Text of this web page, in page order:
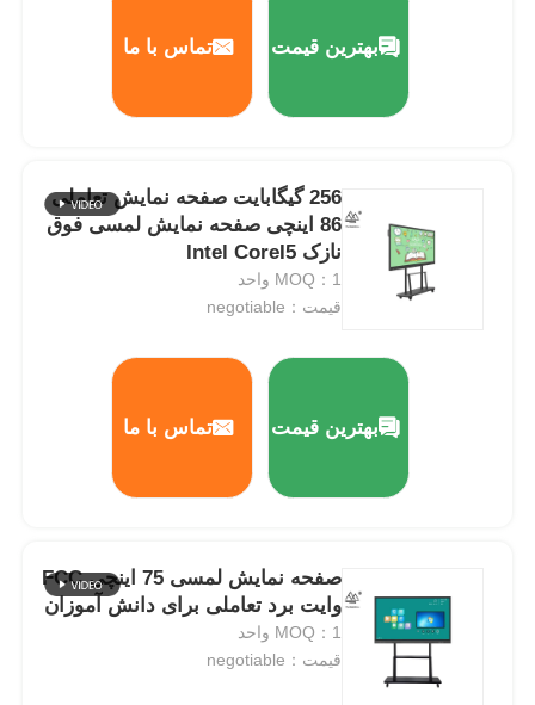
بهترین قیمت تماس با ما
256 گیگابایت صفحه نمایش تعاملی
86 اینچی صفحه نمایش لمسی فوق
نازک Intel CoreI5
MOQ：1 واحد
قیمت：negotiable
بهترین قیمت تماس با ما
صفحه نمایش لمسی 75 اینچی FCC
وایت برد تعاملی برای دانش آموزان
MOQ：1 واحد
قیمت：negotiable